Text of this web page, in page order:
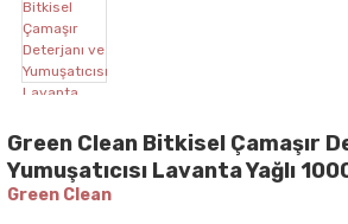
Green Clean Bitkisel Çamaşır
Yumuşatıcısı Lavanta Yağlı
Green Clean